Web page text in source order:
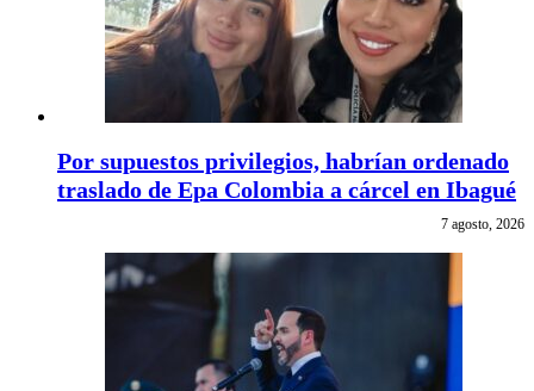
Por supuestos privilegios, habrían ordenado
traslado de Epa Colombia a cárcel en Ibagué
7 agosto, 2026